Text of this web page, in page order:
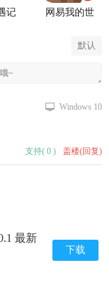
记
网易我的世
默认
Windows 10
支持( 0 ) 盖楼(回复)
最新
下载